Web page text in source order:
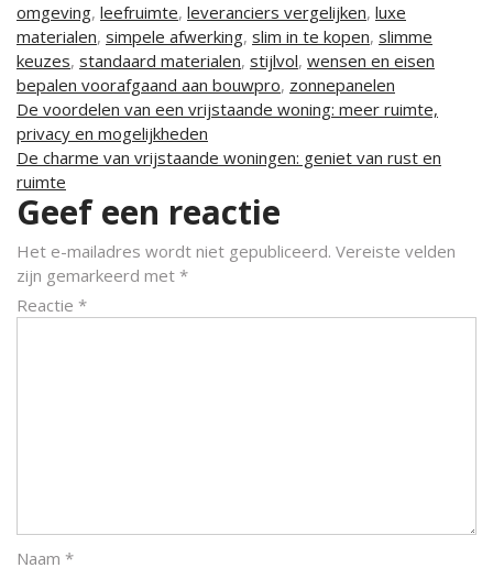
omgeving, leefruimte, leveranciers vergelijken, luxe
materialen, simpele afwerking, slim in te kopen, slimme
keuzes, standaard materialen, stijlvol, wensen en eisen
bepalen voorafgaand aan bouwpro, zonnepanelen
Berichtnavigatie
De voordelen van een vrijstaande woning: meer ruimte,
privacy en mogelijkheden
De charme van vrijstaande woningen: geniet van rust en
ruimte
Geef een reactie
Het e-mailadres wordt niet gepubliceerd. Vereiste velden
zijn gemarkeerd met *
Reactie *
Naam *